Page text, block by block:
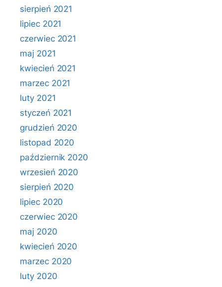
sierpień 2021
lipiec 2021
czerwiec 2021
maj 2021
kwiecień 2021
marzec 2021
luty 2021
styczeń 2021
grudzień 2020
listopad 2020
październik 2020
wrzesień 2020
sierpień 2020
lipiec 2020
czerwiec 2020
maj 2020
kwiecień 2020
marzec 2020
luty 2020